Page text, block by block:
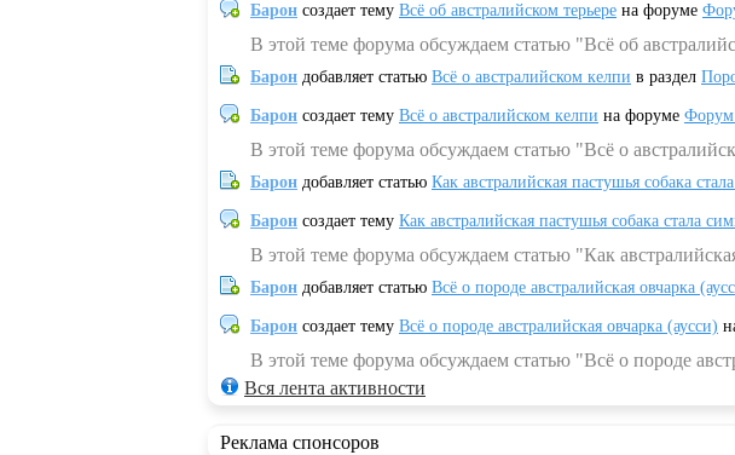
Барон создает тему Всё об австралийском терьере на форуме
В этой теме форума обсуждаем статью "Всё об
Барон добавляет статью Всё о австралийском келпи в раздел
Барон создает тему Всё о австралийском келпи на форуме Форум
В этой теме форума обсуждаем статью "Всё о
Барон добавляет статью Как австралийская пастушья собака
Барон создает тему Как австралийская пастушья собака стала
В этой теме форума обсуждаем статью "Как
Барон добавляет статью Всё о породе австралийская овчарка
Барон создает тему Всё о породе австралийская овчарка (аусси)
В этой теме форума обсуждаем статью "Всё о породе
Вся лента активности
Реклама спонсоров